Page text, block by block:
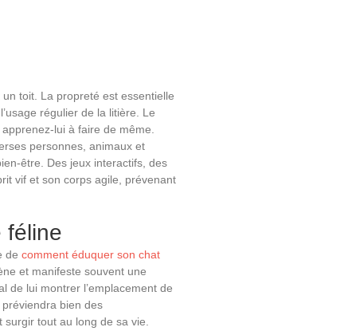
toit. La propreté est essentielle
régulier de la litière. Le
lui à faire de même.
personnes, animaux et
être. Des jeux interactifs, des
vif et son corps agile, prévenant
féline
de comment éduquer son chat
et manifeste souvent une
de lui montrer l’emplacement de
préviendra bien des
tout au long de sa vie.